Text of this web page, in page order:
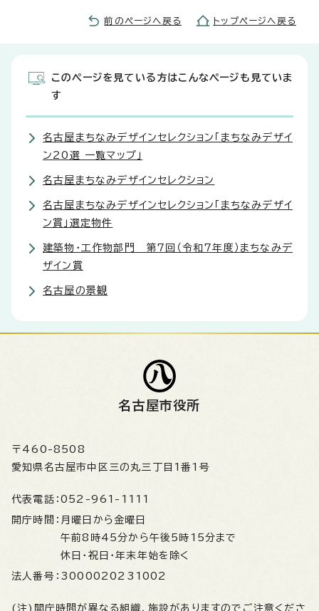
前のページへ戻る トップページへ戻る
このページを見ている方はこんなページも見ていま
す
名古屋まちなみデザインセレクション「まちなみデザイ
ン20選 一覧マップ」
名古屋まちなみデザインセレクション
名古屋まちなみデザインセレクション「まちなみデザイ
ン賞」選定物件
建築物・工作物部門 第7回（令和7年度）まちなみデ
ザイン賞
名古屋の景観
名古屋市役所
〒460-8508
愛知県名古屋市中区三の丸三丁目1番1号
代表電話： 052-961-1111
開庁時間： 月曜日から金曜日
午前8時45分から午後5時15分まで
休日・祝日・年末年始を除く
法人番号： 3000020231002
(注)開庁時間が異なる組織、施設がありますのでご注意くださ